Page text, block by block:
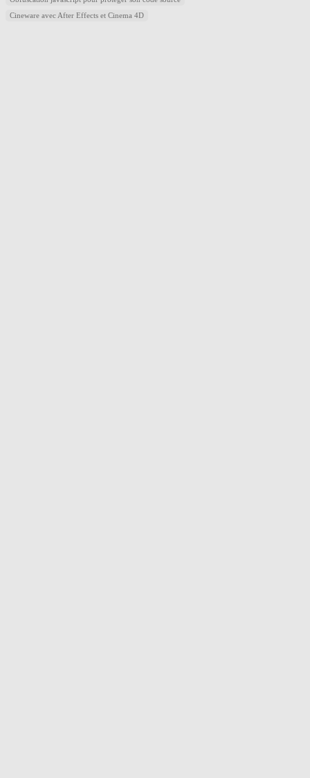
Cineware avec After Effects et Cinema 4D